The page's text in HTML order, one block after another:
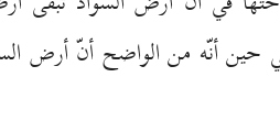
حين أنّه من الواضح أنّ أرض